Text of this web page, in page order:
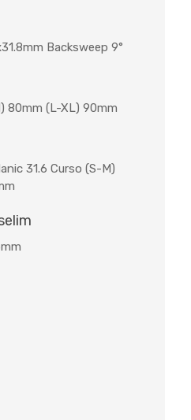
Backsweep 9°
80mm (L-XL) 90mm
31.6 Curso (S-M)